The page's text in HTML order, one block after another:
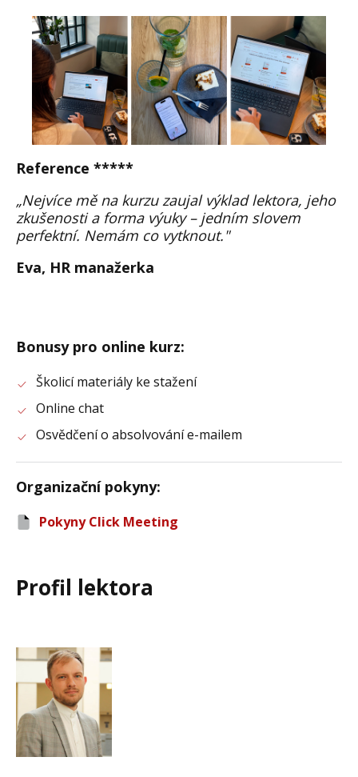
Reference *****
„Nejvíce mě na kurzu zaujal výklad lektora, jeho
zkušenosti a forma výuky – jedním slovem
perfektní. Nemám co vytknout."
Eva, HR manažerka
Bonusy pro online kurz:
Školicí materiály ke stažení
Online chat
Osvědčení o absolvování e-mailem
Organizační pokyny:
Pokyny Click Meeting
Profil lektora